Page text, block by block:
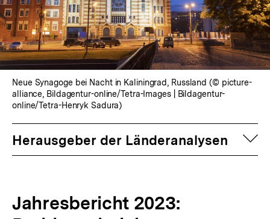
Neue Synagoge bei Nacht in Kaliningrad, Russland (© picture-
alliance, Bildagentur-online/Tetra-Images | Bildagentur-
online/Tetra-Henryk Sadura)
Herausgeber der Länderanalysen
Jahresbericht 2023: